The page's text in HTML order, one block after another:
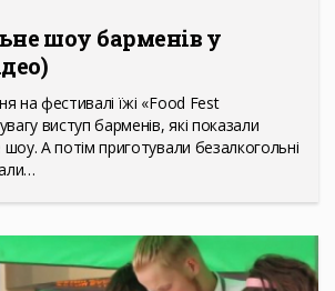
шоу барменів у
на фестивалі їжі «Food Fest
виступ барменів, які показали
А потім приготували безалкогольні